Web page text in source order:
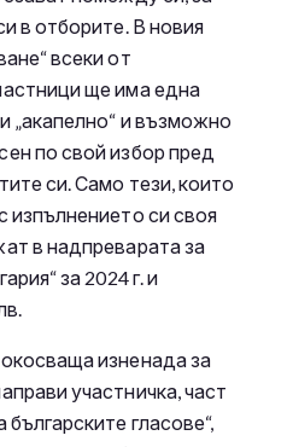
в отборите. В новия
всеки от
ще има една
„акапелно“ и възможно
по свой избор пред
си. Само тези, които
изпълнението си своя
в надпреварата за
за 2024 г. и
изненада за
участничка, част
гласове“,